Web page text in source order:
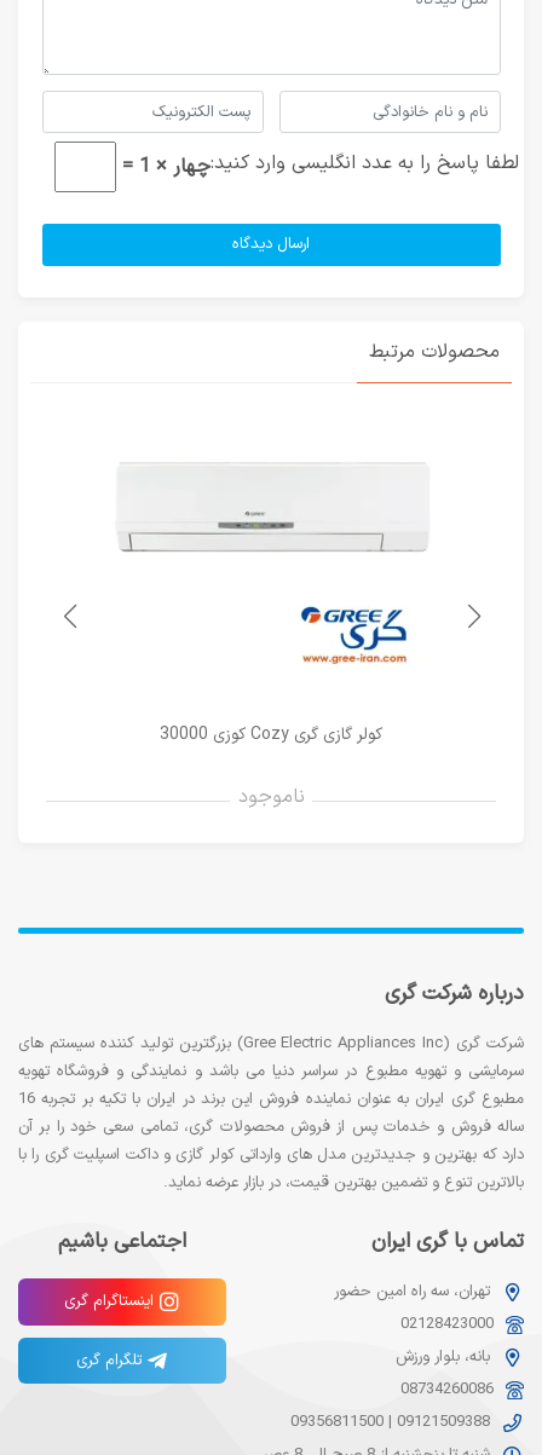
لطفا پاسخ را به عدد انگلیسی وارد کنید:چهار × 1 =
محصولات مرتبط
کولر گازی گری Cozy کوزی 30000
ناموجود
درباره شرکت گری
شرکت گری (Gree Electric Appliances Inc) بزرگترین تولید کننده سیستم های
سرمایشی و تهویه مطبوع در سراسر دنیا می باشد و نمایندگی و فروشگاه تهویه
مطبوع گری ایران به عنوان نماینده فروش این برند در ایران با تکیه بر تجربه 16
ساله فروش و خدمات پس از فروش محصولات گری، تمامی سعی خود را بر آن
دارد که بهترین و جدیدترین مدل های وارداتی کولر گازی و داکت اسپلیت گری را با
بالاترین تنوع و تضمین بهترین قیمت، در بازار عرضه نماید.
تماس با گری ایران
تهران، سه راه امین حضور
02128423000
بانه، بلوار ورزش
08734260086
09121509388
|
09356811500
اجتماعی باشیم
اینستاگرام گری
تلگرام گری